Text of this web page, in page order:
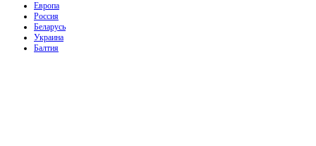
Европа
Россия
Беларусь
Украина
Балтия